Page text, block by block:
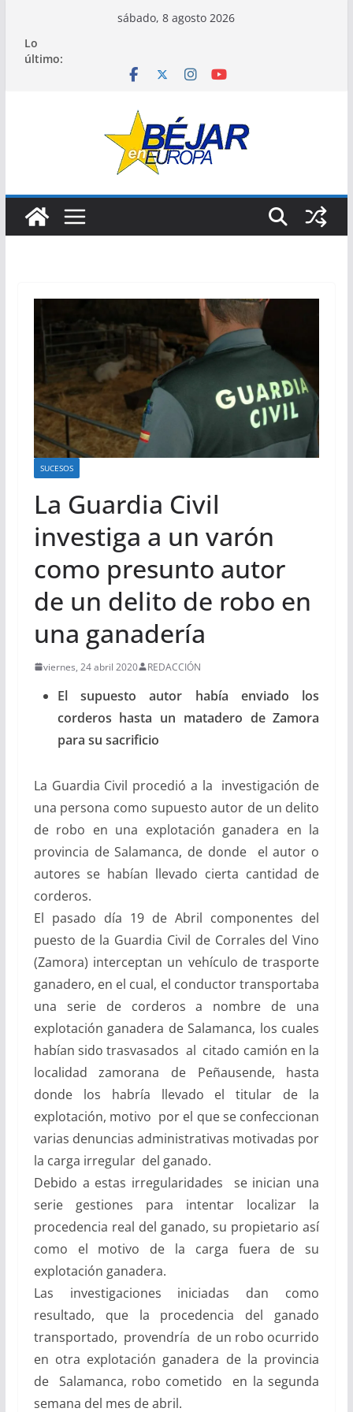
contenido
sábado, 8 agosto 2026
Lo
último:
SUCESOS
La Guardia Civil
investiga a un varón
como presunto autor
de un delito de robo en
una ganadería
viernes, 24 abril 2020 REDACCIÓN
El supuesto autor había enviado los
corderos hasta un matadero de Zamora
para su sacrificio
La Guardia Civil procedió a la investigación de
una persona como supuesto autor de un delito
de robo en una explotación ganadera en la
provincia de Salamanca, de donde el autor o
autores se habían llevado cierta cantidad de
corderos.
El pasado día 19 de Abril componentes del
puesto de la Guardia Civil de Corrales del Vino
(Zamora) interceptan un vehículo de trasporte
ganadero, en el cual, el conductor transportaba
una serie de corderos a nombre de una
explotación ganadera de Salamanca, los cuales
habían sido trasvasados al citado camión en la
localidad zamorana de Peñausende, hasta
donde los habría llevado el titular de la
explotación, motivo por el que se confeccionan
varias denuncias administrativas motivadas por
la carga irregular del ganado.
Debido a estas irregularidades se inician una
serie gestiones para intentar localizar la
procedencia real del ganado, su propietario así
como el motivo de la carga fuera de su
explotación ganadera.
Las investigaciones iniciadas dan como
resultado, que la procedencia del ganado
transportado, provendría de un robo ocurrido
en otra explotación ganadera de la provincia
de Salamanca, robo cometido en la segunda
semana del mes de abril.